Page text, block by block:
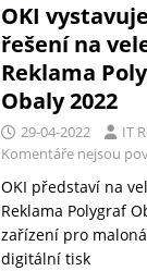
OKI
řešení na
Reklama
Obaly 2022
29-04-2022
IT
Komentáře nejsou
OKI představí na
Reklama Polygraf
zařízení pro
digitální tisk